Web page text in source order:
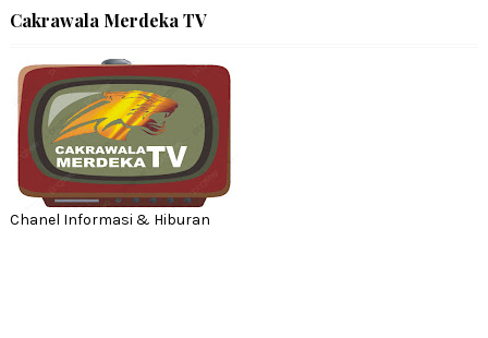
Cakrawala Merdeka TV
Chanel Informasi & Hiburan